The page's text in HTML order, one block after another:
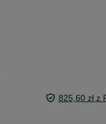
825,60 zł z